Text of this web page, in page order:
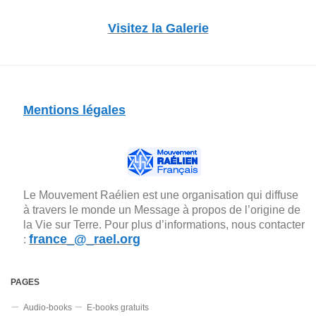
Visitez la Galerie
Mentions légales
Le Mouvement Raélien est une organisation qui diffuse
à travers le monde un Message à propos de l’origine de
la Vie sur Terre. Pour plus d’informations, nous contacter
: france_@_rael.org
PAGES
Audio-books E-books gratuits